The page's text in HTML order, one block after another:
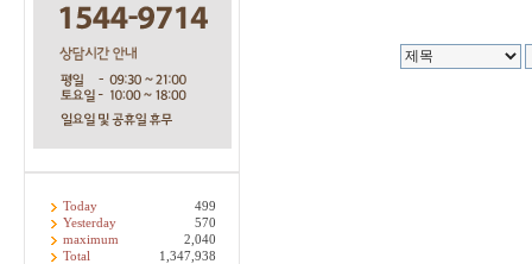
Today
499
Yesterday
570
maximum
2,040
Total
1,347,938